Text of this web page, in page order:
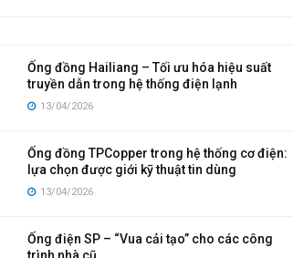
Ống đồng Hailiang – Tối ưu hóa hiệu suất
truyền dẫn trong hệ thống điện lạnh
13/04/2026
Ống đồng TPCopper trong hệ thống cơ điện:
lựa chọn được giới kỹ thuật tin dùng
13/04/2026
Ống điện SP – “Vua cải tạo” cho các công